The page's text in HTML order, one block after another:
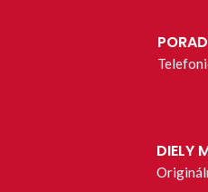
DIELY